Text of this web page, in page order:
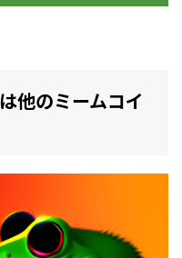
他のミームコイ